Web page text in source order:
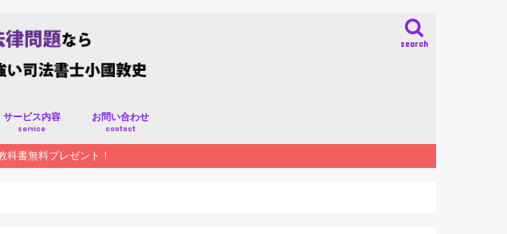
search
サービス内容
service
お問い合わせ
contact
科書無料プレゼント！